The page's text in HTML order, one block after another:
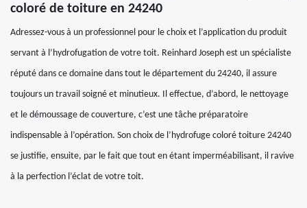
coloré de toiture en 24240
Adressez-vous à un professionnel pour le choix et l’application du produit
servant à l’hydrofugation de votre toit. Reinhard Joseph est un spécialiste
réputé dans ce domaine dans tout le département du 24240, il assure
toujours un travail soigné et minutieux. Il effectue, d’abord, le nettoyage
et le démoussage de couverture, c’est une tâche préparatoire
indispensable à l’opération. Son choix de l’hydrofuge coloré toiture 24240
se justifie, ensuite, par le fait que tout en étant imperméabilisant, il ravive
à la perfection l’éclat de votre toit.